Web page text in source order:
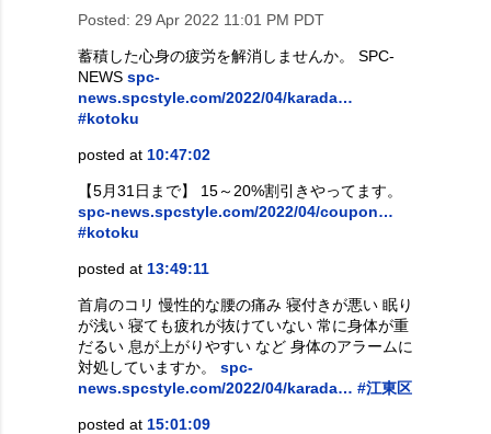
Posted: 29 Apr 2022 11:01 PM PDT
蓄積した心身の疲労を解消しませんか。 SPC-
NEWS spc-
news.spcstyle.com/2022/04/karada…
#kotoku
posted at 10:47:02
【5月31日まで】 15～20%割引きやってます。
spc-news.spcstyle.com/2022/04/coupon…
#kotoku
posted at 13:49:11
首肩のコリ 慢性的な腰の痛み 寝付きが悪い 眠り
が浅い 寝ても疲れが抜けていない 常に身体が重
だるい 息が上がりやすい など 身体のアラームに
対処していますか。 spc-
news.spcstyle.com/2022/04/karada… #江東区
posted at 15:01:09